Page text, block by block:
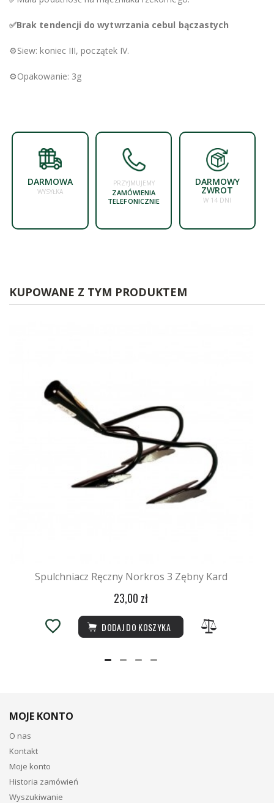
✅Brak tendencji do wytwrzania cebul bączastych
⚙️Siew: koniec III, początek IV.
⚙️Opakowanie: 3g
DARMOWA
WYSYŁKA
PRZYJMUJEMY
ZAMÓWIENIA
TELEFONICZNIE
DARMOWY
ZWROT
W 14 DNI
KUPOWANE Z TYM PRODUKTEM
Spulchniacz Ręczny Norkros 3 Zębny Kard
23,00 zł
DODAJ DO KOSZYKA
MOJE KONTO
O nas
Kontakt
Moje konto
Historia zamówień
Wyszukiwanie